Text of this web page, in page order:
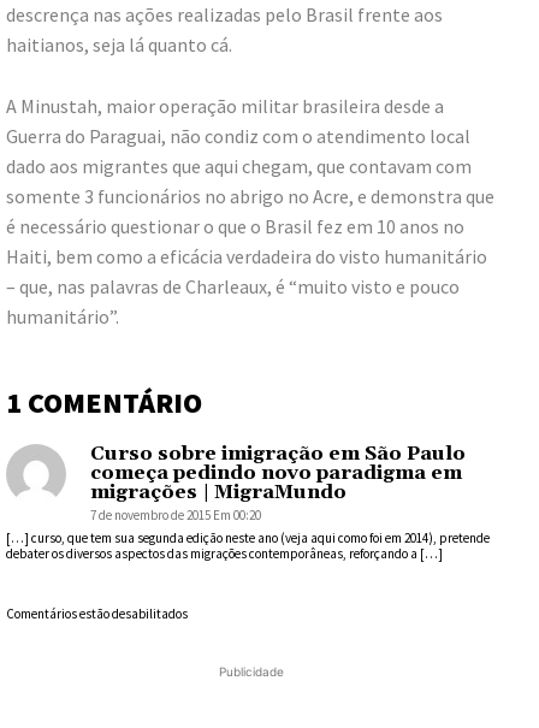
descrença nas ações realizadas pelo Brasil frente aos
haitianos, seja lá quanto cá.
A Minustah, maior operação militar brasileira desde a
Guerra do Paraguai, não condiz com o atendimento local
dado aos migrantes que aqui chegam, que contavam com
somente 3 funcionários no abrigo no Acre, e demonstra que
é necessário questionar o que o Brasil fez em 10 anos no
Haiti, bem como a eficácia verdadeira do visto humanitário
– que, nas palavras de Charleaux, é “muito visto e pouco
humanitário”.
1 COMENTÁRIO
Curso sobre imigração em São Paulo
começa pedindo novo paradigma em
migrações | MigraMundo
7 de novembro de 2015 Em 00:20
[…] curso, que tem sua segunda edição neste ano (veja aqui como foi em 2014), pretende
debater os diversos aspectos das migrações contemporâneas, reforçando a […]
Comentários estão desabilitados
Publicidade